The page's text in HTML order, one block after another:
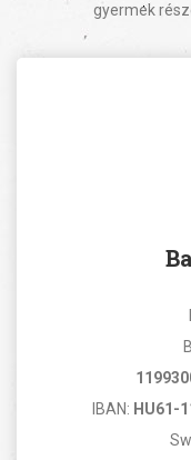
gyermek
IBAN: HU61-